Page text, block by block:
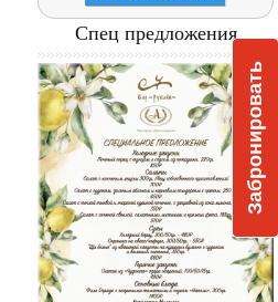
Спец предложения
Забронировать